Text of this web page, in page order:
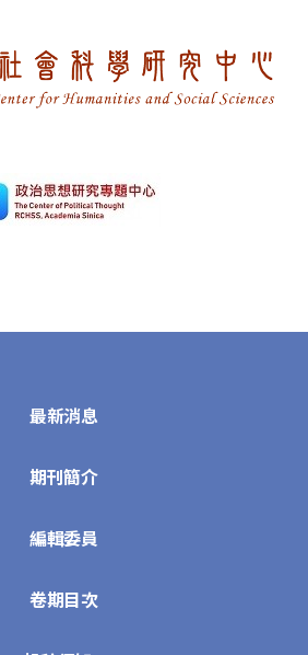
最新消息
期刊簡介
編輯委員
卷期目次